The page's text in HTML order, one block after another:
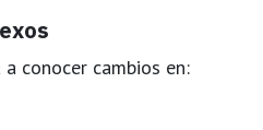
conocer cambios en: